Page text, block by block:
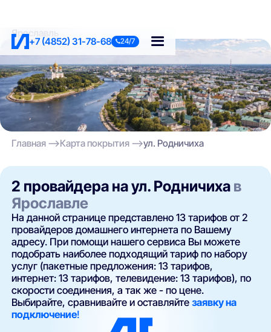
+7 (4852) 31-78-68 24/7
Ярославль
Главная Карта покрытия ул. Родничиха
2 провайдера на ул. Родничиха в
Ярославле
На данной странице представлено 13 тарифов от 2
провайдеров домашнего интернета по Вашему
адресу. При помощи нашего сервиса Вы можете
подобрать наиболее подходящий тариф по набору
услуг (пакетные предложения: 13 тарифов,
интернет: 13 тарифов, телевидение: 13 тарифов), по
скорости соединения, а так же - по цене.
Выбирайте, сравнивайте и оставляйтезаявку на
подключение!